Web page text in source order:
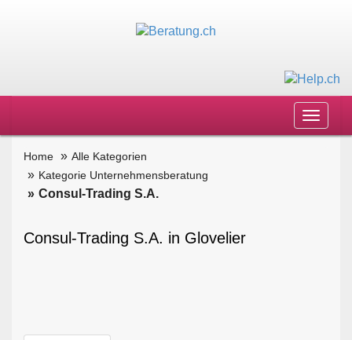
Toggle
Home
Alle Kategorien
Kategorie Unternehmensberatung
Consul-Trading S.A.
Consul-Trading S.A. in Glovelier